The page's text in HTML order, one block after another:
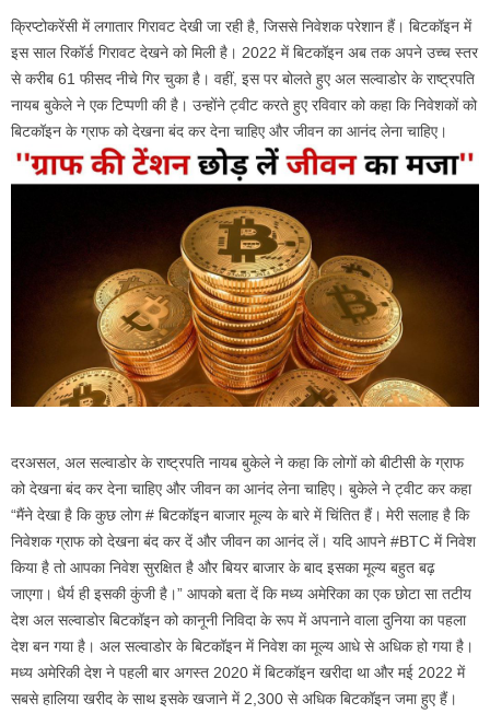
क्रिप्टोकरेंसी में लगातार गिरावट देखी जा रही है, जिससे निवेशक परेशान हैं। बिटकॉइन में
इस साल रिकॉर्ड गिरावट देखने को मिली है। 2022 में बिटकॉइन अब तक अपने उच्च स्तर
से करीब 61 फीसद नीचे गिर चुका है। वहीं, इस पर बोलते हुए अल सल्वाडोर के राष्ट्रपति
नायब बुकेले ने एक टिप्पणी की है। उन्होंने ट्वीट करते हुए रविवार को कहा कि निवेशकों को
बिटकॉइन के ग्राफ को देखना बंद कर देना चाहिए और जीवन का आनंद लेना चाहिए।
दरअसल, अल सल्वाडोर के राष्ट्रपति नायब बुकेले ने कहा कि लोगों को बीटीसी के ग्राफ
को देखना बंद कर देना चाहिए और जीवन का आनंद लेना चाहिए। बुकेले ने ट्वीट कर कहा
“मैंने देखा है कि कुछ लोग # बिटकॉइन बाजार मूल्य के बारे में चिंतित हैं। मेरी सलाह है कि
निवेशक ग्राफ को देखना बंद कर दें और जीवन का आनंद लें। यदि आपने #BTC में निवेश
किया है तो आपका निवेश सुरक्षित है और बियर बाजार के बाद इसका मूल्य बहुत बढ़
जाएगा। धैर्य ही इसकी कुंजी है।” आपको बता दें कि मध्य अमेरिका का एक छोटा सा तटीय
देश अल सल्वाडोर बिटकॉइन को कानूनी निविदा के रूप में अपनाने वाला दुनिया का पहला
देश बन गया है। अल सल्वाडोर के बिटकॉइन में निवेश का मूल्य आधे से अधिक हो गया है।
मध्य अमेरिकी देश ने पहली बार अगस्त 2020 में बिटकॉइन खरीदा था और मई 2022 में
सबसे हालिया खरीद के साथ इसके खजाने में 2,300 से अधिक बिटकॉइन जमा हुए हैं।